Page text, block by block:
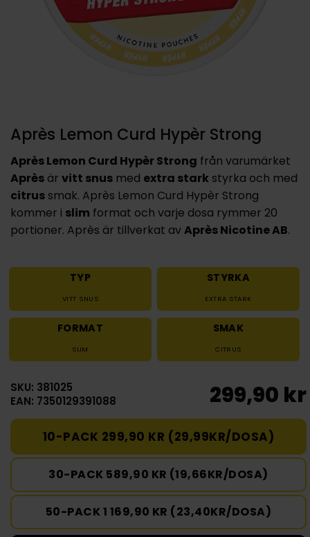
Après Lemon Curd Hypèr Strong
Après Lemon Curd Hypèr Strong från varumärket
Après är vitt snus med extra stark styrka och med
citrus smak. Après Lemon Curd Hypèr Strong
kommer i slim format och varje dosa rymmer 20
portioner. Après är tillverkat avAprès Nicotine AB.
TYP
VITT SNUS
STYRKA
EXTRA STARK
FORMAT
SLIM
SMAK
CITRUS
SKU: 381025
EAN: 7350129391088
299,90 kr
10-PACK 299,90 KR (29,99KR/DOSA)
30-PACK 589,90 KR (19,66KR/DOSA)
50-PACK 1 169,90 KR (23,40KR/DOSA)